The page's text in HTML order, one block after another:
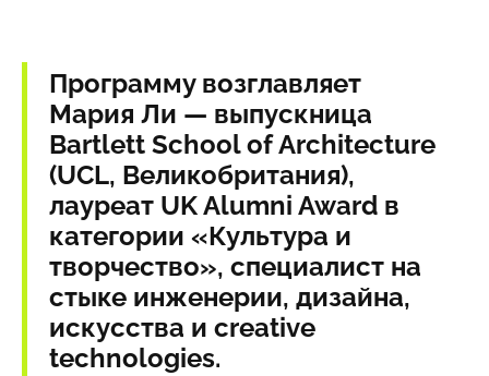
Программу возглавляет
Мария Ли — выпускница
Bartlett School of Architecture
(UCL, Великобритания),
лауреат UK Alumni Award в
категории «Культура и
творчество», специалист на
стыке инженерии, дизайна,
искусства и creative
technologies.